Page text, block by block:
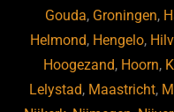
Gouda, Groningen,
Helmond, Hengelo,
Hoogezand, Hoorn,
Lelystad, Maastricht,